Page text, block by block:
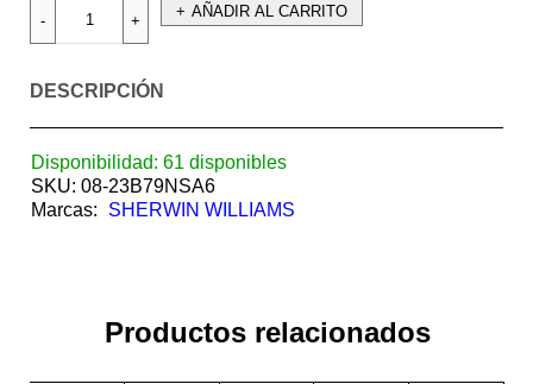
AÑADIR AL CARRITO
DESCRIPCIÓN
Disponibilidad: 61 disponibles
SKU: 08-23B79NSA6
Marcas:
SHERWIN WILLIAMS
Productos relacionados